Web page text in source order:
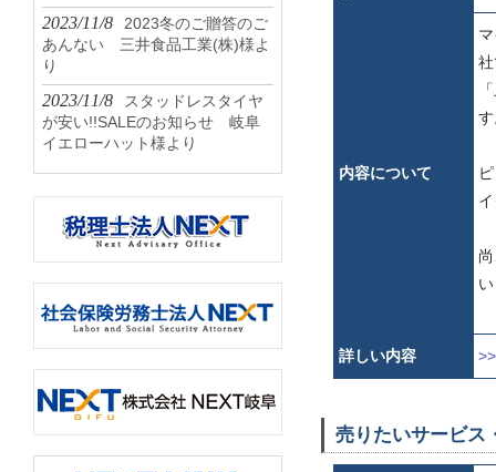
内容について
詳しい内容
売りたいサービ
2023/11/8
2023冬のご贈答のご
あんない 三井食品工業(株)様よ
り
2023/11/8
スタッドレスタイヤ
が安い!!SALEのお知らせ 岐阜
イエローハット様より